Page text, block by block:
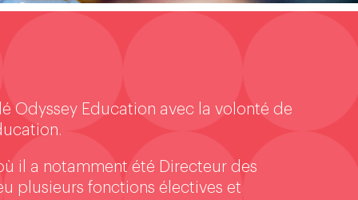
Odyssey Education avec la volonté de
il a notamment été Directeur des
plusieurs fonctions électives et